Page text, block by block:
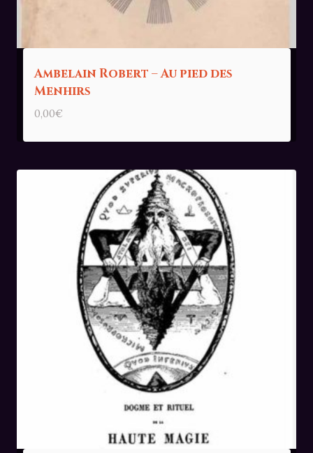
Ambelain Robert – Au pied des
Menhirs
0,00€